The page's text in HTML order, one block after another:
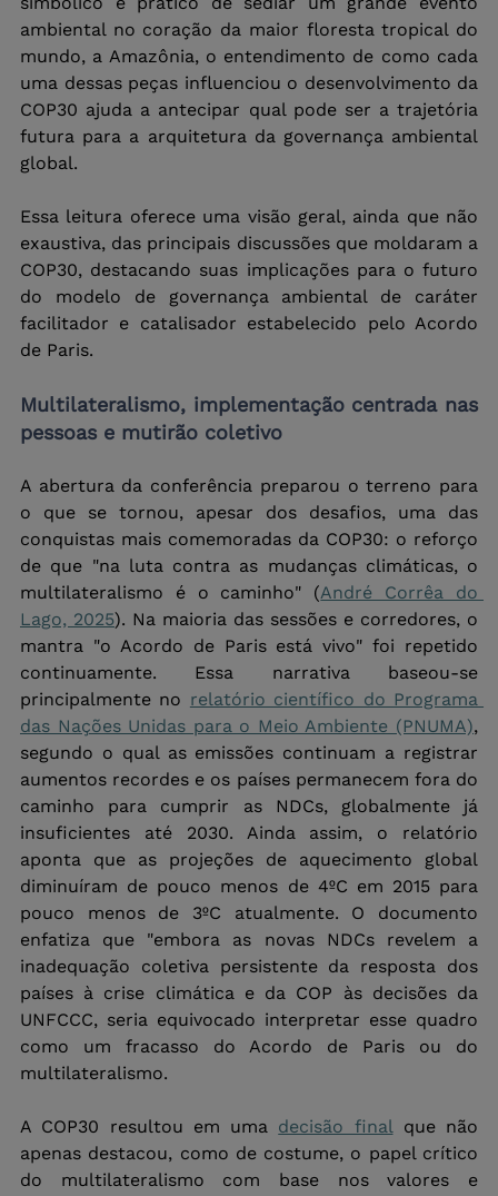
ambiental no coração da maior floresta tropical do
mundo, a Amazônia, o entendimento de como cada
uma dessas peças influenciou o desenvolvimento da
COP30 ajuda a antecipar qual pode ser a trajetória
futura para a arquitetura da governança ambiental
global.
Essa leitura oferece uma visão geral, ainda que não
exaustiva, das principais discussões que moldaram a
COP30, destacando suas implicações para o futuro
do modelo de governança ambiental de caráter
facilitador e catalisador estabelecido pelo Acordo
de Paris.
Multilateralismo, implementação centrada nas
pessoas e mutirão coletivo
A abertura da conferência preparou o terreno para
o que se tornou, apesar dos desafios, uma das
conquistas mais comemoradas da COP30: o reforço
de que "na luta contra as mudanças climáticas, o
multilateralismo é o caminho" (André Corrêa do
Lago, 2025). Na maioria das sessões e corredores, o
mantra "o Acordo de Paris está vivo" foi repetido
continuamente. Essa narrativa baseou-se
principalmente no relatório científico do Programa
das Nações Unidas para o Meio Ambiente (PNUMA),
segundo o qual as emissões continuam a registrar
aumentos recordes e os países permanecem fora do
caminho para cumprir as NDCs, globalmente já
insuficientes até 2030. Ainda assim, o relatório
aponta que as projeções de aquecimento global
diminuíram de pouco menos de 4ºC em 2015 para
pouco menos de 3ºC atualmente. O documento
enfatiza que "embora as novas NDCs revelem a
inadequação coletiva persistente da resposta dos
países à crise climática e da COP às decisões da
UNFCCC, seria equivocado interpretar esse quadro
como um fracasso do Acordo de Paris ou do
multilateralismo.
A COP30 resultou em uma decisão final que não
apenas destacou, como de costume, o papel crítico
do multilateralismo com base nos valores e